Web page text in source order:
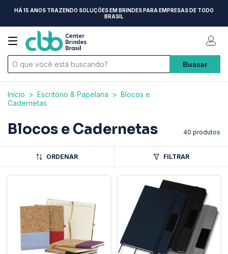
HÁ 15 ANOS TRAZENDO SOLUÇÕES EM BRINDES PARA EMPRESAS DE TODO
BRASIL
Início > Escritório & Papelaria > Blocos e
Cadernetas
Blocos e Cadernetas 40 produtos
ORDENAR FILTRAR